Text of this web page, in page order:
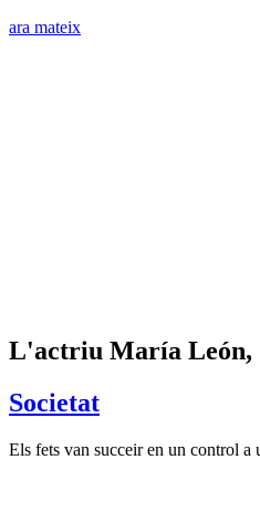
ara mateix
L'actriu María León,
Societat
Els fets van succeir en un control a